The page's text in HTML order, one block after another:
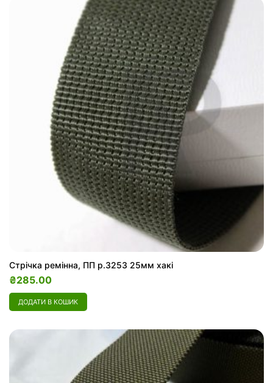
Стрічка ремінна, ПП р.3253 25мм хакі
₴285.00
ДОДАТИ В КОШИК